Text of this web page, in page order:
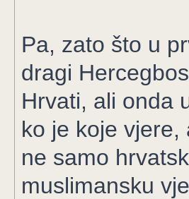
Pa, zato što u
dragi
Hrvati, ali onda
ko je koje
ne samo
muslimansku